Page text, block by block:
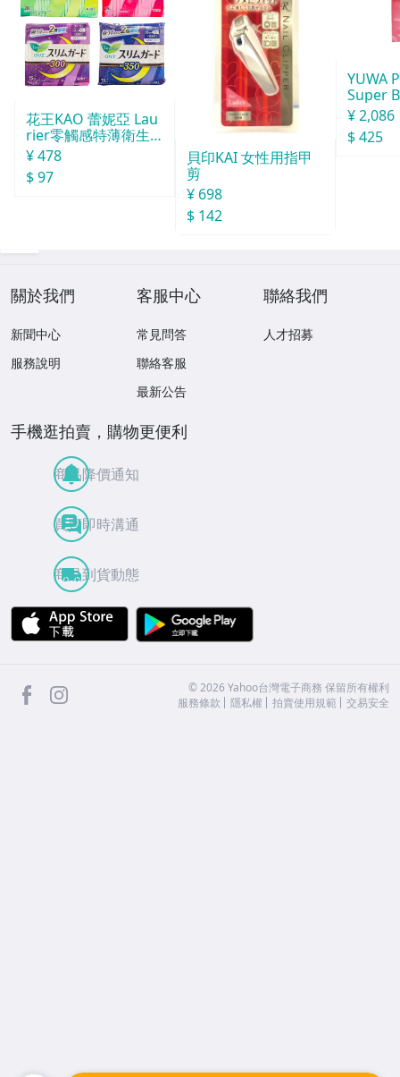
花王KAO 蕾妮亞 Lau
rier零觸感特薄衛生
棉 日用２８個入
¥ 478
$ 97
貝印KAI 女性用指甲
剪
¥ 698
$ 142
YUWA
Super
0粒
¥ 2,086
$ 425
關於我們
新聞中心
服務說明
客服中心
常見問答
聯絡客服
最新公告
聯絡我們
人才招募
手機逛拍賣，購物更便利
商品降價通知
買賣即時溝通
商品到貨動態
APP Store
facebook ©2026 Yahoo台灣電子商務 保留所有權利
服務條款
隱私權 拍賣使用規範 交易安全